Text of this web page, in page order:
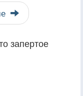
запертое